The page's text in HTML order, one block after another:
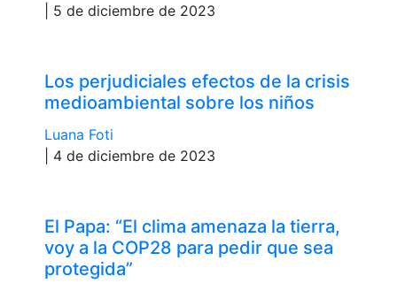
| 5 de diciembre de 2023
Los perjudiciales efectos de la crisis
medioambiental sobre los niños
Luana Foti
| 4 de diciembre de 2023
El Papa: “El clima amenaza la tierra,
voy a la COP28 para pedir que sea
protegida”